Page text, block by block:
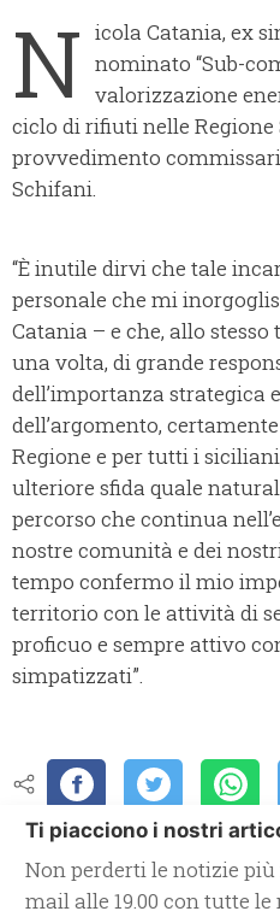
N icola Catania, ex
nominato “Sub-
valorizzazione
ciclo di rifiuti nelle Regione
provvedimento
Schifani.
“È inutile dirvi che tale
personale che mi
Catania – e che, allo
una volta, di grande
dell’importanza strategica
dell’argomento,
Regione e per tutti i
ulteriore sfida quale
percorso che continua
nostre comunità e dei
tempo confermo il mio
territorio con le attività di
proficuo e sempre attivo
simpatizzati”.
Ti piacciono i nostri
Non perderti le notizie
mail alle 19.00 con tutte